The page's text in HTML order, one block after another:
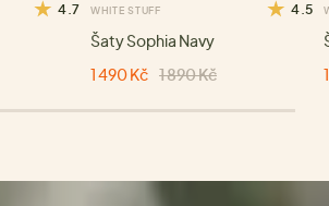
4.7 WHITE STUFF 4.5
Šaty Sophia Navy
1 490 Kč 1 890 Kč